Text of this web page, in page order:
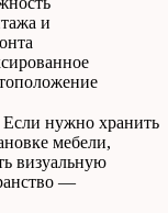
и
Если нужно хранить
мебели,
визуальную
—